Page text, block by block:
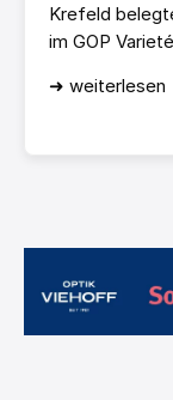
Krefeld
im GOP
➜ weiterlesen